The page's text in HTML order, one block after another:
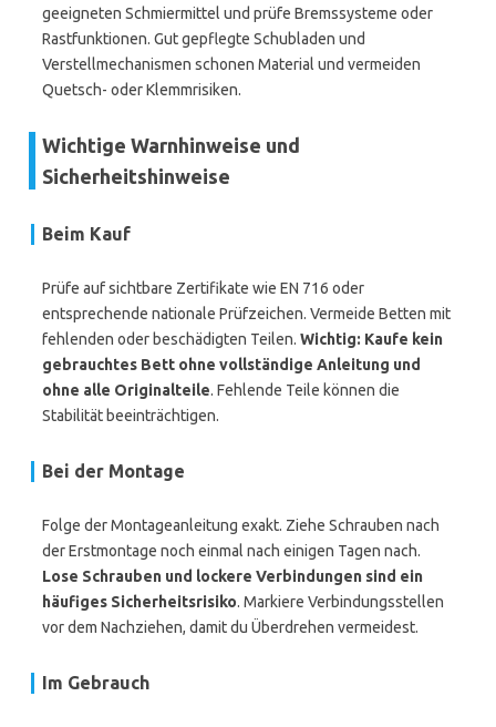
geeigneten Schmiermittel und prüfe Bremssysteme oder
Rastfunktionen. Gut gepflegte Schubladen und
Verstellmechanismen schonen Material und vermeiden
Quetsch- oder Klemmrisiken.
Wichtige Warnhinweise und
Sicherheitshinweise
Beim Kauf
Prüfe auf sichtbare Zertifikate wie EN 716 oder
entsprechende nationale Prüfzeichen. Vermeide Betten mit
fehlenden oder beschädigten Teilen. Wichtig: Kaufe kein
gebrauchtes Bett ohne vollständige Anleitung und
ohne alle Originalteile. Fehlende Teile können die
Stabilität beeinträchtigen.
Bei der Montage
Folge der Montageanleitung exakt. Ziehe Schrauben nach
der Erstmontage noch einmal nach einigen Tagen nach.
Lose Schrauben und lockere Verbindungen sind ein
häufiges Sicherheitsrisiko. Markiere Verbindungsstellen
vor dem Nachziehen, damit du Überdrehen vermeidest.
Im Gebrauch